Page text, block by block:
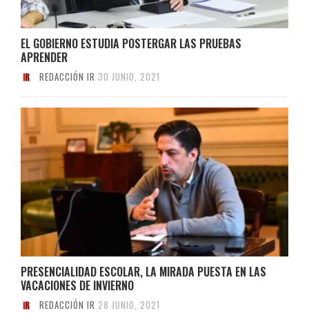
EL GOBIERNO ESTUDIA POSTERGAR LAS PRUEBAS
APRENDER
REDACCIÓN IR 30 JUNIO, 2021
PRESENCIALIDAD ESCOLAR, LA MIRADA PUESTA EN LAS
VACACIONES DE INVIERNO
REDACCIÓN IR 28 JUNIO, 2021